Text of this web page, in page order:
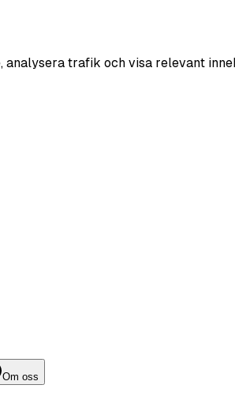
trafik och visa relevant
Om oss